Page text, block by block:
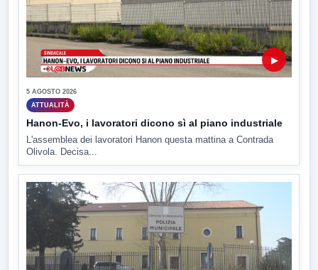
▶
5 AGOSTO 2026
ATTUALITÀ
Hanon-Evo, i lavoratori dicono sì al piano industriale
L'assemblea dei lavoratori Hanon questa mattina a Contrada
Olivola. Decisa...